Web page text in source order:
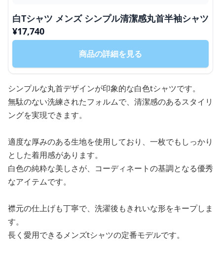
白Tシャツ メンズ シンプル清潔感丸首半袖シャツ
¥17,740
商品の詳細を見る
シンプルな丸首デザインが印象的な白色tシャツです。
無駄のない洗練されたフォルムで、清潔感のあるスタイリ
ングを実現できます。
適度な厚みのある生地を使用しており、一枚でもしっかり
とした着用感があります。
白色の純粋な美しさが、コーディネートの基調となる優秀
なアイテムです。
襟元の仕上げも丁寧で、洗濯後もきれいな形をキープしま
す。
長く愛用できるメンズtシャツの定番モデルです。